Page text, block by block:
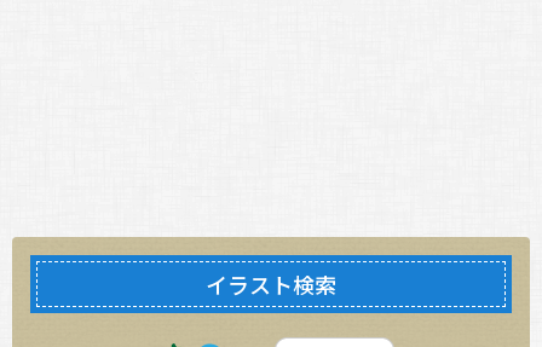
イラスト検索